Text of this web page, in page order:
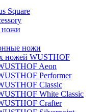
Square
ножи
ножи
ножей WUSTHOF
Aeon
Performer
Classic
White Classic
Crafter